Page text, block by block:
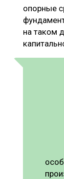
опорные
на таком